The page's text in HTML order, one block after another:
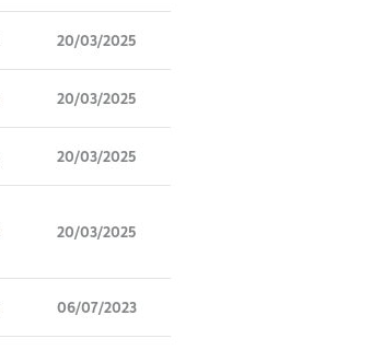
20/03/2025
20/03/2025
20/03/2025
20/03/2025
06/07/2023